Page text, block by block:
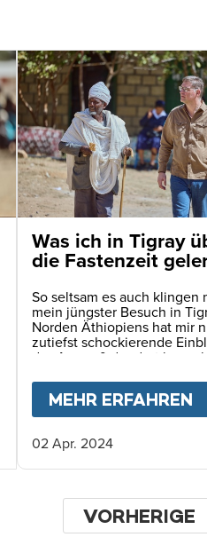
VIELE MENSCHEN
Was ich in Tigray
die Fastenzeit
So seltsam es auch klingen
mein jüngster Besuch in
Norden Äthiopiens hat mir
zutiefst schockierende
das Ausmaß der dort
Es war zugleich auch eine
unerwartete, geistige Übung.
MEHR ERFAHREN
02 Apr. 2024
VORHERIGE
VORHERIGE